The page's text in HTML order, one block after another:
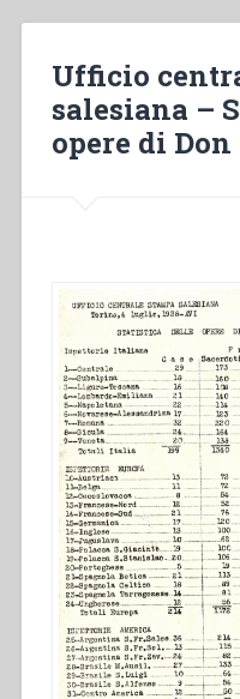
Ufficio
salesiana –
opere di Don